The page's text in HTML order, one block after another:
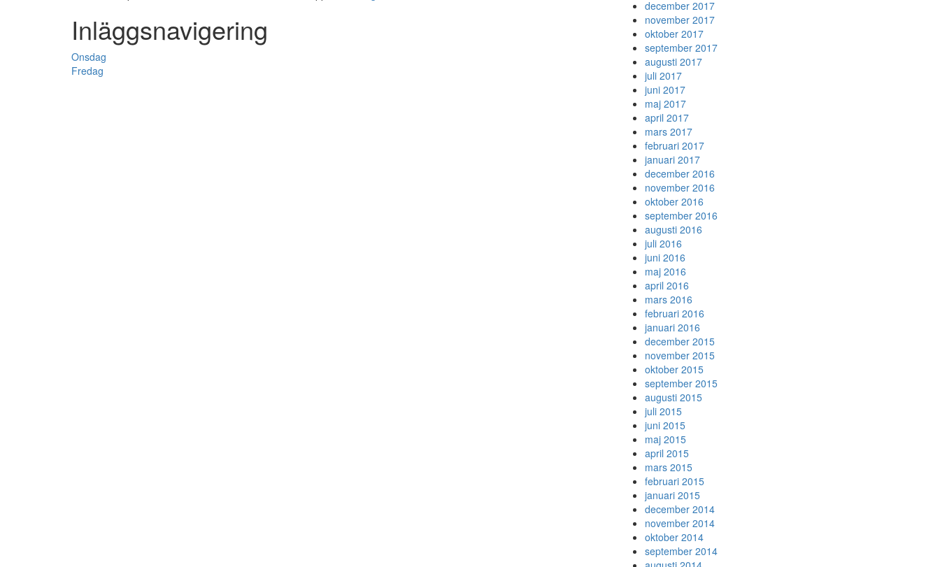
Inläggsnavigering
Onsdag
Fredag
december 2017
november 2017
oktober 2017
september 2017
augusti 2017
juli 2017
juni 2017
maj 2017
april 2017
mars 2017
februari 2017
januari 2017
december 2016
november 2016
oktober 2016
september 2016
augusti 2016
juli 2016
juni 2016
maj 2016
april 2016
mars 2016
februari 2016
januari 2016
december 2015
november 2015
oktober 2015
september 2015
augusti 2015
juli 2015
juni 2015
maj 2015
april 2015
mars 2015
februari 2015
januari 2015
december 2014
november 2014
oktober 2014
september 2014